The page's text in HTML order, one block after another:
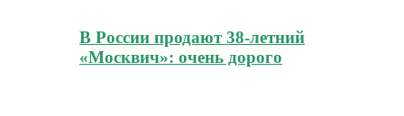
В России продают 38-летний
«Москвич»: очень дорого